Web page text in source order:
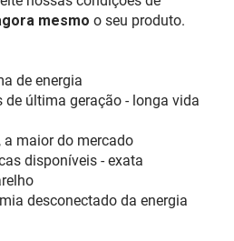
mesmo o seu produto.
de energia
última geração - longa vida
a maior do mercado
disponíveis - exata
desconectado da energia